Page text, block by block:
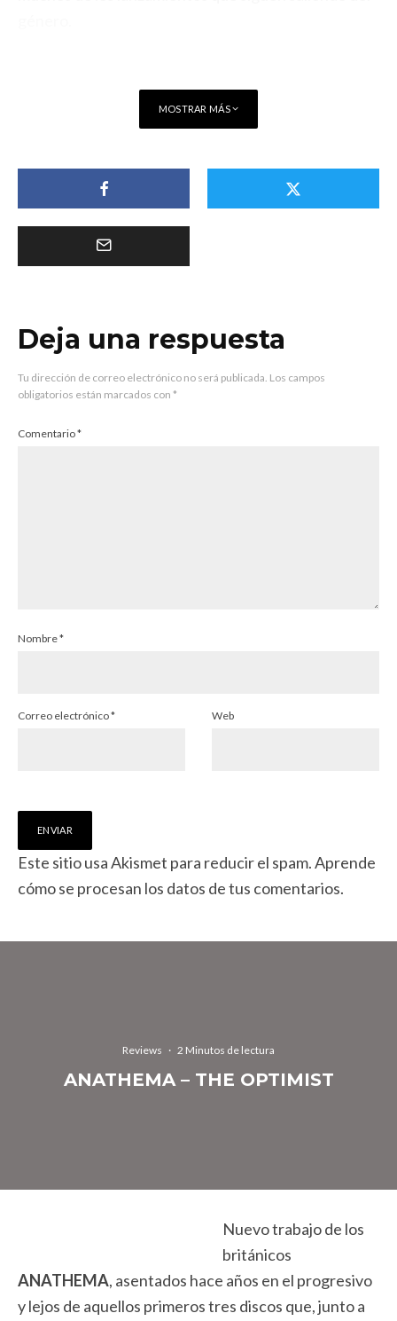
MOSTRAR MÁS
Deja una respuesta
Tu dirección de correo electrónico no será publicada. Los campos
obligatorios están marcados con *
Comentario*
Nombre*
Correo electrónico* Web
Este sitio usa Akismet para reducir el spam.Aprende
cómo se procesan los datos de tus comentarios.
Reviews · 2 Minutos de lectura
ANATHEMA – THE OPTIMIST
Nuevo trabajo de los
británicos
ANATHEMA, asentados hace años en el progresivo
y lejos de aquellos primeros tres discos que, junto a